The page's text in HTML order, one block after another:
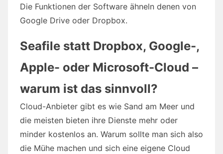
Die Funktionen der Software ähneln denen von
Google Drive oder Dropbox.
Seafile statt Dropbox, Google-,
Apple- oder Microsoft-Cloud –
warum ist das sinnvoll?
Cloud-Anbieter gibt es wie Sand am Meer und
die meisten bieten ihre Dienste mehr oder
minder kostenlos an. Warum sollte man sich also
die Mühe machen und sich eine eigene Cloud